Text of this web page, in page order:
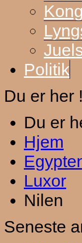
Politik
Du er her !
Du er
Hjem
Luxor
Nilen
Seneste